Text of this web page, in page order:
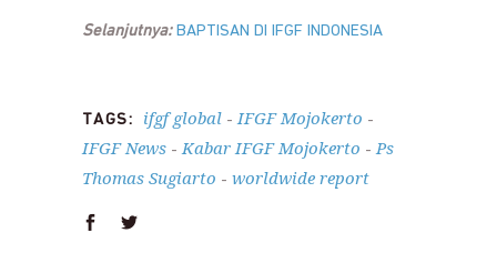
Selanjutnya: BAPTISAN DI IFGF INDONESIA
TAGS: ifgf global -IFGF Mojokerto -
IFGF News -Kabar IFGF Mojokerto -Ps
Thomas Sugiarto - worldwide report